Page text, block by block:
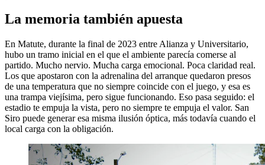
La memoria también apuesta
En Matute, durante la final de 2023 entre Alianza y Universitario,
hubo un tramo inicial en el que el ambiente parecía comerse al
partido. Mucho nervio. Mucha carga emocional. Poca claridad real.
Los que apostaron con la adrenalina del arranque quedaron presos
de una temperatura que no siempre coincide con el juego, y esa es
una trampa viejísima, pero sigue funcionando. Eso pasa seguido: el
estadio te empuja la vista, pero no siempre te empuja el valor. San
Siro puede generar esa misma ilusión óptica, más todavía cuando el
local carga con la obligación.